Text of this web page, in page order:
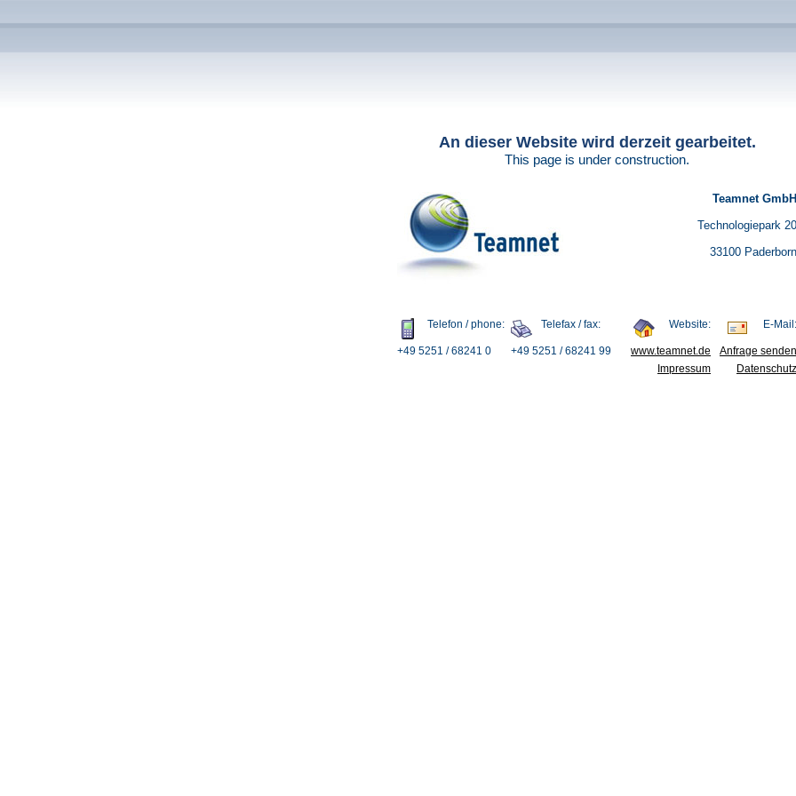
An dieser Website wird derzeit gearbeitet.
This page is under construction.
Teamnet GmbH
Technologiepark 20
33100 Paderborn
Telefon / phone: Telefax / fax: Website: E-Mail:
+49 5251 / 68241 0 +49 5251 / 68241 99 www.teamnet.de
Anfrage senden
Impressum
Datenschutz